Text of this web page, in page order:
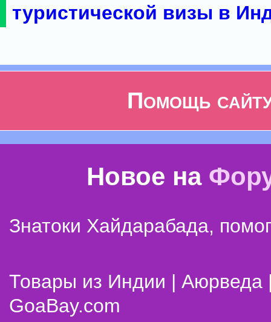
туристической визы в
Помощь
Новое на
Знатоки Хайдарабада,
Товары из Индии | Аюрведа
GoaBay.com